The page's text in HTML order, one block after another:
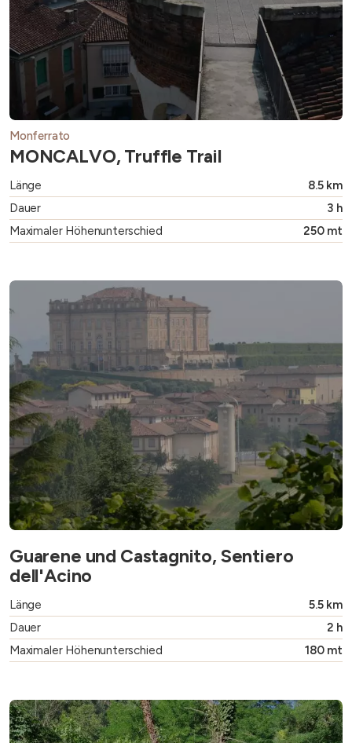
Monferrato
MONCALVO, Truffle Trail
Länge
8.5 km
Dauer
3 h
Maximaler Höhenunterschied
250 mt
Guarene und Castagnito, Sentiero
dell'Acino
Länge
5.5 km
Dauer
2 h
Maximaler Höhenunterschied
180 mt